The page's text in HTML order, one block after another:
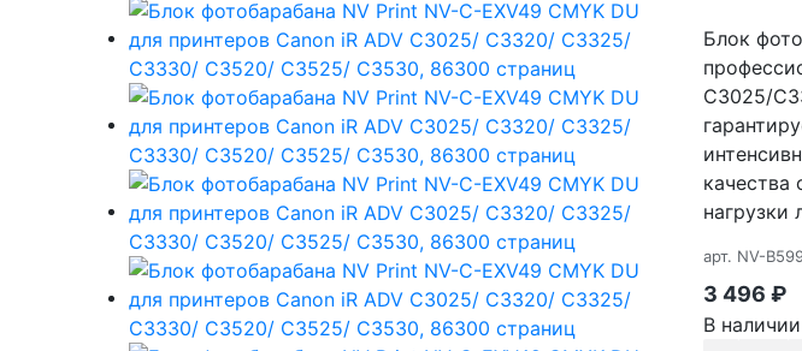
Блок
C3025/
качества
нагрузки
арт. NV-
3 496 ₽
В наличии